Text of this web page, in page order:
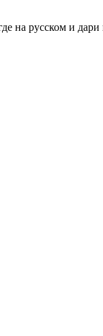
на русском и